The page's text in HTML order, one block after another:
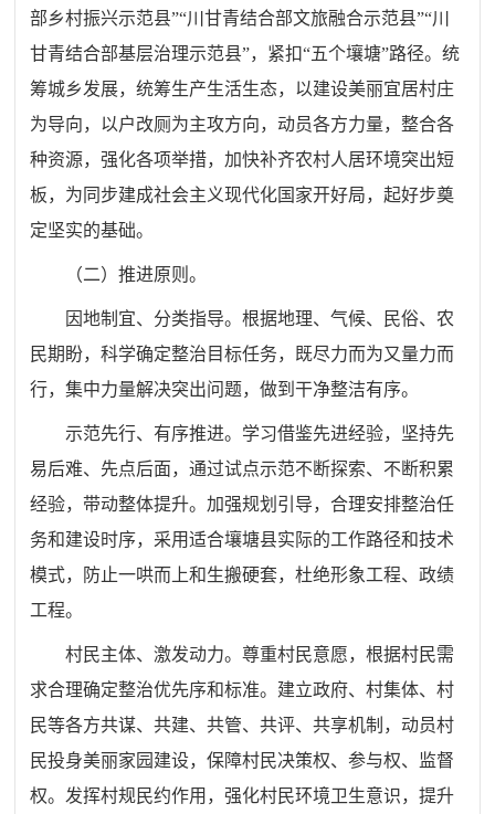
部乡村振兴示范县”“川甘青结合部文旅融合示范县”“川
甘青结合部基层治理示范县”，紧扣“五个壤塘”路径。统
筹城乡发展，统筹生产生活生态，以建设美丽宜居村庄
为导向，以户改厕为主攻方向，动员各方力量，整合各
种资源，强化各项举措，加快补齐农村人居环境突出短
板，为同步建成社会主义现代化国家开好局，起好步奠
定坚实的基础。
（二）推进原则。
因地制宜、分类指导。根据地理、气候、民俗、农
民期盼，科学确定整治目标任务，既尽力而为又量力而
行，集中力量解决突出问题，做到干净整洁有序。
示范先行、有序推进。学习借鉴先进经验，坚持先
易后难、先点后面，通过试点示范不断探索、不断积累
经验，带动整体提升。加强规划引导，合理安排整治任
务和建设时序，采用适合壤塘县实际的工作路径和技术
模式，防止一哄而上和生搬硬套，杜绝形象工程、政绩
工程。
村民主体、激发动力。尊重村民意愿，根据村民需
求合理确定整治优先序和标准。建立政府、村集体、村
民等各方共谋、共建、共管、共评、共享机制，动员村
民投身美丽家园建设，保障村民决策权、参与权、监督
权。发挥村规民约作用，强化村民环境卫生意识，提升